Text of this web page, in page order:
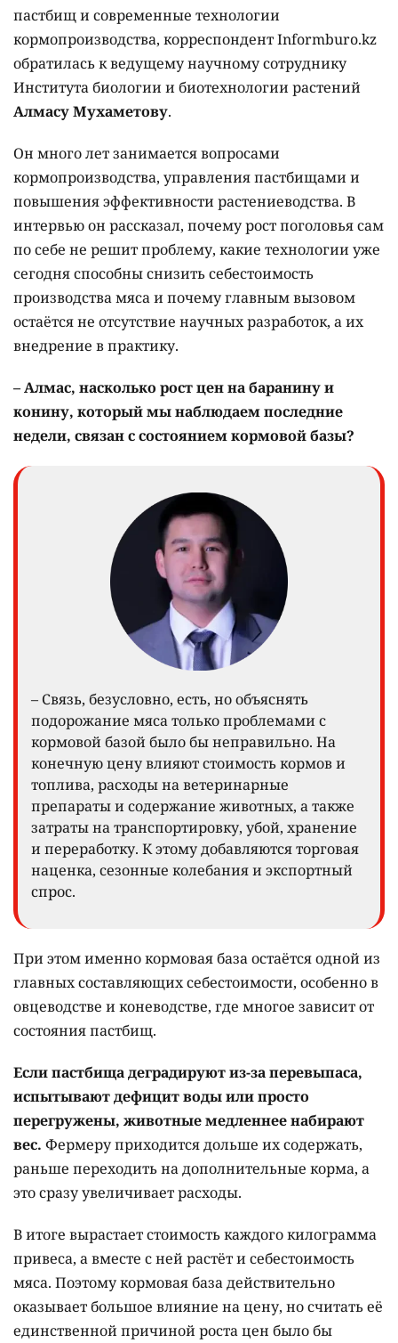
пастбищ и современные технологии
кормопроизводства, корреспондент Informburo.kz
обратилась к ведущему научному сотруднику
Института биологии и биотехнологии растений
Алмасу Мухаметову.
Он много лет занимается вопросами
кормопроизводства, управления пастбищами и
повышения эффективности растениеводства. В
интервью он рассказал, почему рост поголовья сам
по себе не решит проблему, какие технологии уже
сегодня способны снизить себестоимость
производства мяса и почему главным вызовом
остаётся не отсутствие научных разработок, а их
внедрение в практику.
– Алмас, насколько рост цен на баранину и
конину, который мы наблюдаем последние
недели, связан с состоянием кормовой базы?
– Связь, безусловно, есть, но объяснять
подорожание мяса только проблемами с
кормовой базой было бы неправильно. На
конечную цену влияют стоимость кормов и
топлива, расходы на ветеринарные
препараты и содержание животных, а также
затраты на транспортировку, убой, хранение
и переработку. К этому добавляются торговая
наценка, сезонные колебания и экспортный
спрос.
При этом именно кормовая база остаётся одной из
главных составляющих себестоимости, особенно в
овцеводстве и коневодстве, где многое зависит от
состояния пастбищ.
Если пастбища деградируют из-за перевыпаса,
испытывают дефицит воды или просто
перегружены, животные медленнее набирают
вес. Фермеру приходится дольше их содержать,
раньше переходить на дополнительные корма, а
это сразу увеличивает расходы.
В итоге вырастает стоимость каждого килограмма
привеса, а вместе с ней растёт и себестоимость
мяса. Поэтому кормовая база действительно
оказывает большое влияние на цену, но считать её
единственной причиной роста цен было бы